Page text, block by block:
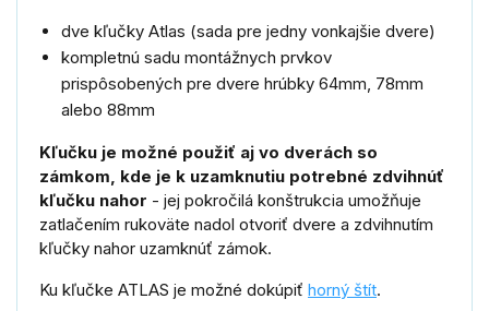
dve kľučky Atlas (sada pre jedny vonkajšie dvere)
kompletnú sadu montážnych prvkov
prispôsobených pre dvere hrúbky 64mm, 78mm
alebo 88mm
Kľučku je možné použiť aj vo dverách so
zámkom, kde je k uzamknutiu potrebné zdvihnúť
kľučku nahor - jej pokročilá konštrukcia umožňuje
zatlačením rukoväte nadol otvoriť dvere a zdvihnutím
kľučky nahor uzamknúť zámok.
Ku kľučke ATLAS je možné dokúpiť horný štít.